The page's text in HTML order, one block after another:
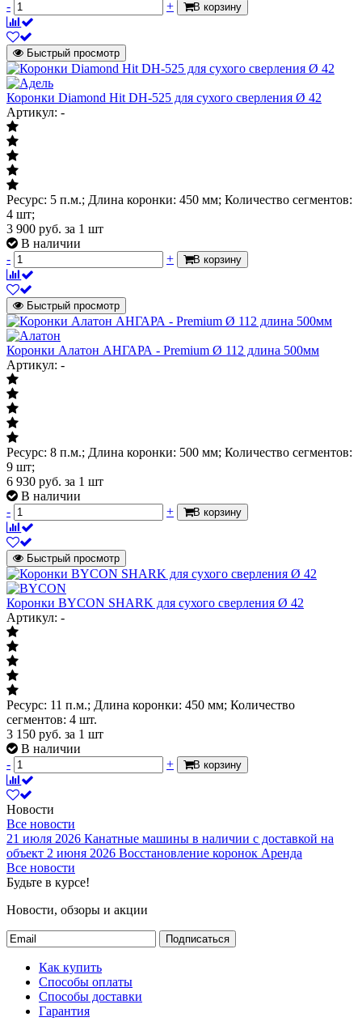
-
+ В корзину
Быстрый просмотр
Коронки Diamond Hit DH-525 для сухого сверления Ø 42
Артикул: -
Ресурс: 5 п.м.; Длина коронки: 450 мм; Количество сегментов:
4 шт;
3 900 руб. за 1 шт
В наличии
-
+ В корзину
Быстрый просмотр
Коронки Алатон АНГАРА - Premium Ø 112 длина 500мм
Артикул: -
Ресурс: 8 п.м.; Длина коронки: 500 мм; Количество сегментов:
9 шт;
6 930 руб. за 1 шт
В наличии
-
+ В корзину
Быстрый просмотр
Коронки BYCON SHARK для сухого сверления Ø 42
Артикул: -
Ресурс: 11 п.м.; Длина коронки: 450 мм; Количество
сегментов: 4 шт.
3 150 руб. за 1 шт
В наличии
-
+ В корзину
Новости
Все новости
21 июля 2026 Канатные машины в наличии с доставкой на
объект 2 июня 2026 Восстановление коронок Аренда
Все новости
Будьте в курсе!
Новости, обзоры и акции
Подписаться
Как купить
Способы оплаты
Способы доставки
Гарантия